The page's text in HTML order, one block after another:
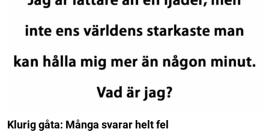
Klurig gåta: Många svarar helt fel